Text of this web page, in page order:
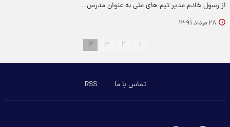
از رسول خادم مدیر تیم های ملی به عنوان مدرس…
۲۸ مرداد ۱۳۹۱
۱ ۲ ۳ ۴
تماس با ما RSS